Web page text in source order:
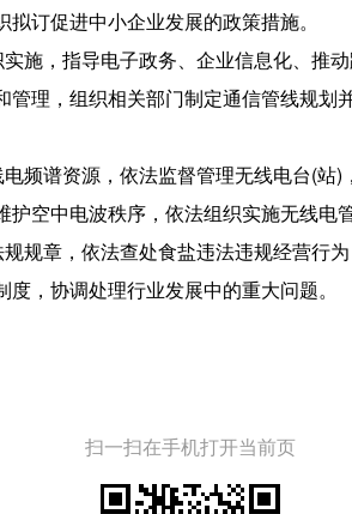
订促进中小企业发展的政策措施。
施，指导电子政务、企业信息化、推
理，组织相关部门制定通信管线规
频谱资源，依法监督管理无线电台(
空中电波秩序，依法组织实施无线电管
规章，依法查处食盐违法违规经营行
，协调处理行业发展中的重大问题。
扫一扫在手机打开当前页